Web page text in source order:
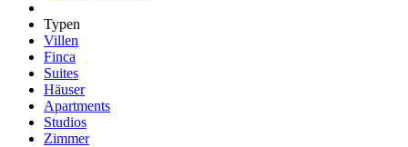
Typen
Villen
Finca
Suites
Häuser
Apartments
Studios
Zimmer